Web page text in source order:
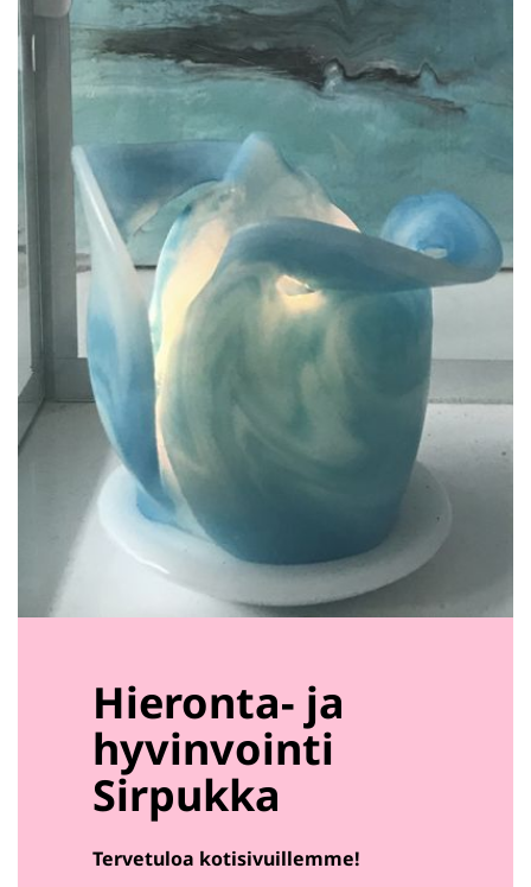
Hieronta- ja
hyvinvointi
Sirpukka
Tervetuloa kotisivuillemme!